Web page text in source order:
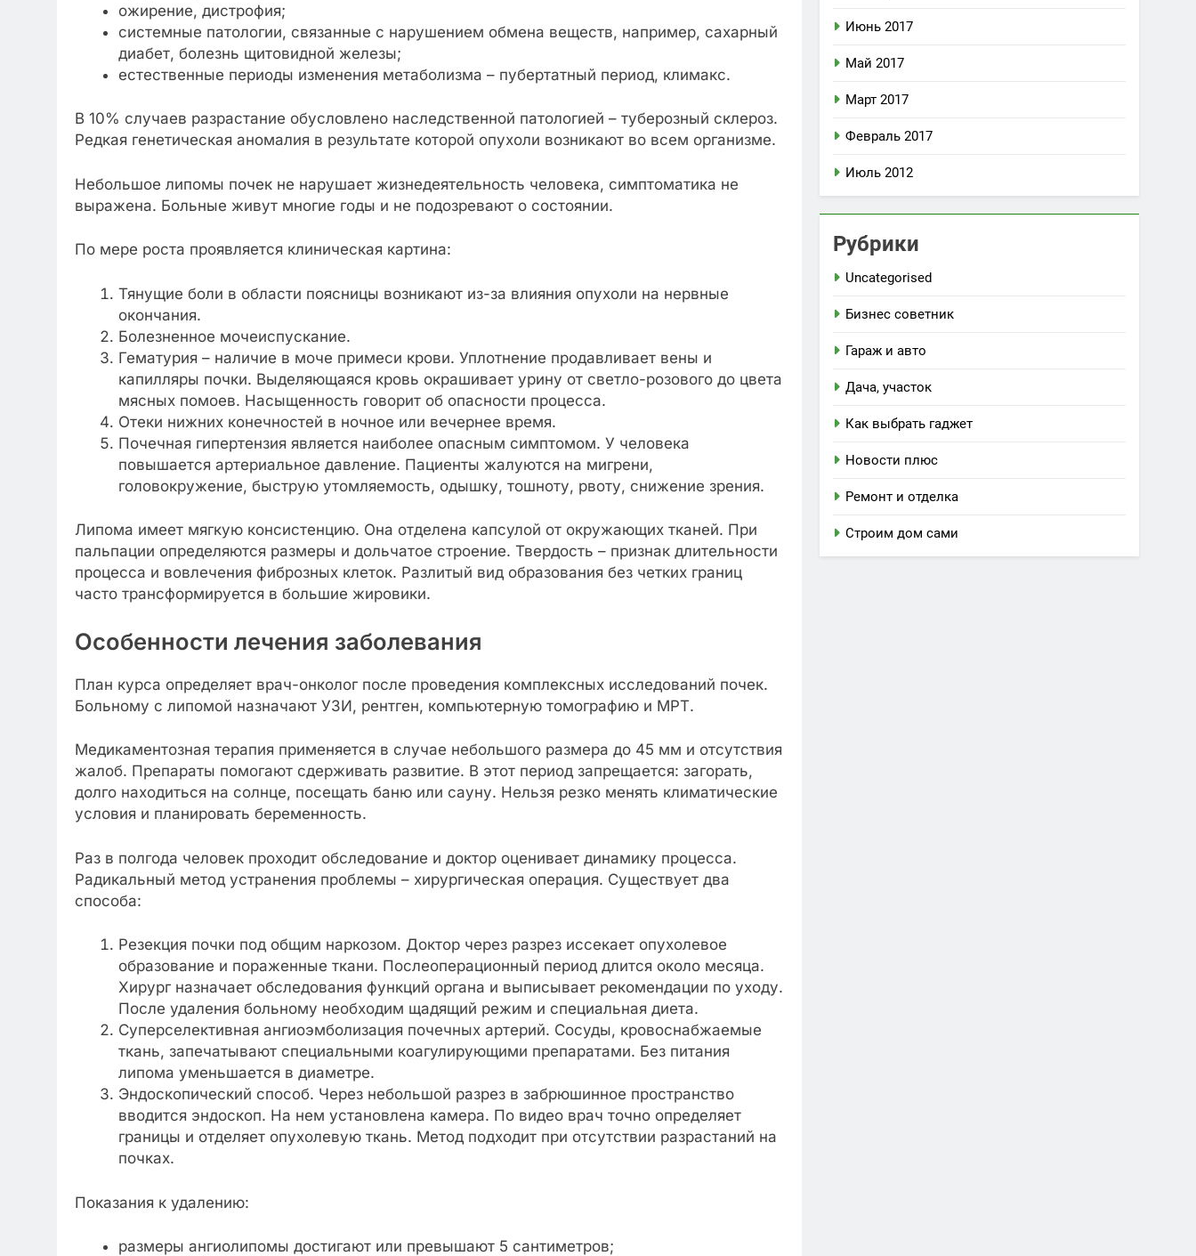
ожирение, дистрофия;
системные патологии, связанные с нарушением обмена веществ, например, сахарный
диабет, болезнь щитовидной железы;
естественные периоды изменения метаболизма – пубертатный период, климакс.
В 10% случаев разрастание обусловлено наследственной патологией – туберозный склероз.
Редкая генетическая аномалия в результате которой опухоли возникают во всем организме.
Небольшое липомы почек не нарушает жизнедеятельность человека, симптоматика не
выражена. Больные живут многие годы и не подозревают о состоянии.
По мере роста проявляется клиническая картина:
Тянущие боли в области поясницы возникают из-за влияния опухоли на нервные
окончания.
Болезненное мочеиспускание.
Гематурия – наличие в моче примеси крови. Уплотнение продавливает вены и
капилляры почки. Выделяющаяся кровь окрашивает урину от светло-розового до цвета
мясных помоев. Насыщенность говорит об опасности процесса.
Отеки нижних конечностей в ночное или вечернее время.
Почечная гипертензия является наиболее опасным симптомом. У человека
повышается артериальное давление. Пациенты жалуются на мигрени,
головокружение, быструю утомляемость, одышку, тошноту, рвоту, снижение зрения.
Липома имеет мягкую консистенцию. Она отделена капсулой от окружающих тканей. При
пальпации определяются размеры и дольчатое строение. Твердость – признак длительности
процесса и вовлечения фиброзных клеток. Разлитый вид образования без четких границ
часто трансформируется в большие жировики.
Особенности лечения заболевания
План курса определяет врач-онколог после проведения комплексных исследований почек.
Больному с липомой назначают УЗИ, рентген, компьютерную томографию и МРТ.
Медикаментозная терапия применяется в случае небольшого размера до 45 мм и отсутствия
жалоб. Препараты помогают сдерживать развитие. В этот период запрещается: загорать,
долго находиться на солнце, посещать баню или сауну. Нельзя резко менять климатические
условия и планировать беременность.
Раз в полгода человек проходит обследование и доктор оценивает динамику процесса.
Радикальный метод устранения проблемы – хирургическая операция. Существует два
способа:
Резекция почки под общим наркозом. Доктор через разрез иссекает опухолевое
образование и пораженные ткани. Послеоперационный период длится около месяца.
Хирург назначает обследования функций органа и выписывает рекомендации по уходу.
После удаления больному необходим щадящий режим и специальная диета.
Суперселективная ангиоэмболизация почечных артерий. Сосуды, кровоснабжаемые
ткань, запечатывают специальными коагулирующими препаратами. Без питания
липома уменьшается в диаметре.
Эндоскопический способ. Через небольшой разрез в забрюшинное пространство
вводится эндоскоп. На нем установлена камера. По видео врач точно определяет
границы и отделяет опухолевую ткань. Метод подходит при отсутствии разрастаний на
почках.
Показания к удалению:
размеры ангиолипомы достигают или превышают 5 сантиметров;
Июнь 2017
Май 2017
Март 2017
Февраль 2017
Июль 2012
Рубрики
Uncategorised
Бизнес советник
Гараж и авто
Дача, участок
Как выбрать гаджет
Новости плюс
Ремонт и отделка
Строим дом сами